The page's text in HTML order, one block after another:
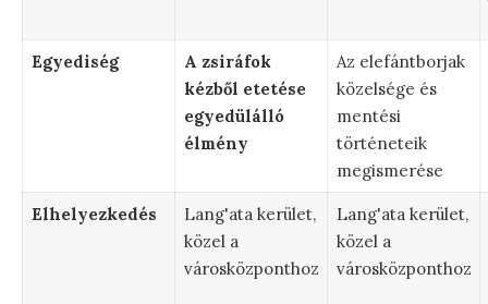
Egyediség
A zsiráfok
kézből etetése
egyedülálló
élmény
Az elefántborjak
közelsége és
mentési
történeteik
megismerése
Elhelyezkedés
Lang'ata kerület,
közel a
városközponthoz
Lang'ata kerület,
közel a
városközponthoz